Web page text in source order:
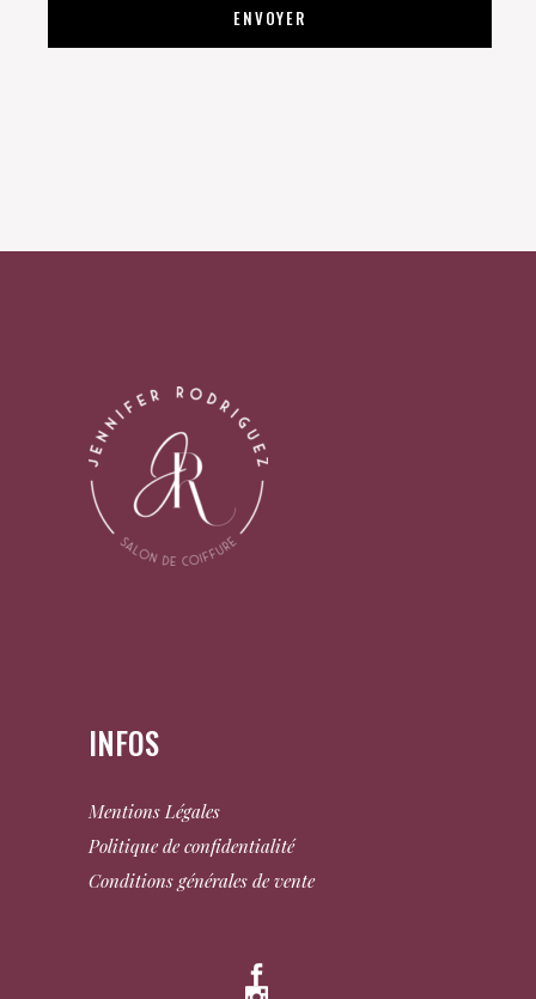
ENVOYER
INFOS
Mentions Légales
Politique de confidentialité
Conditions générales de vente